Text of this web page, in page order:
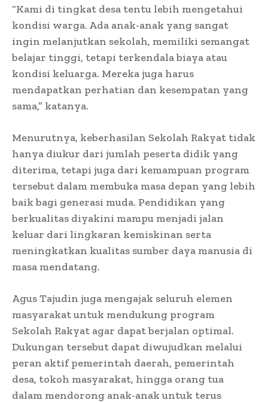
“Kami di tingkat desa tentu lebih mengetahui
kondisi warga. Ada anak-anak yang sangat
ingin melanjutkan sekolah, memiliki semangat
belajar tinggi, tetapi terkendala biaya atau
kondisi keluarga. Mereka juga harus
mendapatkan perhatian dan kesempatan yang
sama,” katanya.
Menurutnya, keberhasilan Sekolah Rakyat tidak
hanya diukur dari jumlah peserta didik yang
diterima, tetapi juga dari kemampuan program
tersebut dalam membuka masa depan yang lebih
baik bagi generasi muda. Pendidikan yang
berkualitas diyakini mampu menjadi jalan
keluar dari lingkaran kemiskinan serta
meningkatkan kualitas sumber daya manusia di
masa mendatang.
Agus Tajudin juga mengajak seluruh elemen
masyarakat untuk mendukung program
Sekolah Rakyat agar dapat berjalan optimal.
Dukungan tersebut dapat diwujudkan melalui
peran aktif pemerintah daerah, pemerintah
desa, tokoh masyarakat, hingga orang tua
dalam mendorong anak-anak untuk terus